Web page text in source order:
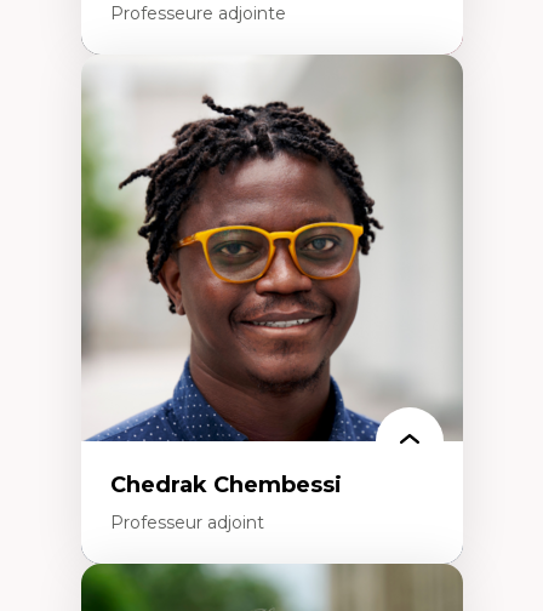
Professeure adjointe
Expertises
Discours sur la ville et représentations
Mosquées, formes et usages au Canada
Reconnaissance et représentations des
communautés immigrantes dans l'espace
urbain
Design architectural et urbain
Patrimoine et patrimonialisation
Études postcoloniales et décolonisation des
savoirs
Chedrak Chembessi
Professeur adjoint